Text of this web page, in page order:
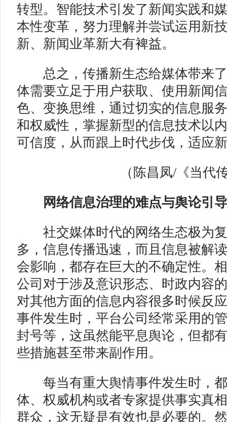
转型。智能技术引发了新闻实践和
本性变革，努力理解并尝试运用新
新、新闻业革新大有裨益。
总之，传播新生态给媒体带来了
体需要立足于用户获取、使用新闻
色、变换思维，通过切实的信息服
和权威性，掌握新型的信息技术以
可信度，从而跟上时代步伐，适应
（陈昌凤/《当代
网络信息治理的难点与舆论引导
社交媒体时代的网络生态极为复
多，信息传播迅速，而且信息被解
会影响，都存在巨大的不确定性。
公司对于涉及意识形态、时政内容
对其他方面的信息内容很多时候反
事件发生时，平台公司经常采用的
封号等，这虽然能平息舆论，但都
些措施甚至带来副作用。
每当有重大舆情事件发生时，都
体、权威机构或者专家提供事实真
群众，这无疑是有效也是必要的。